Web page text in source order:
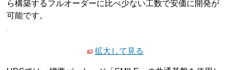
ら構築するフルオーダーに比べ少ない工数で安価に開発が
可能です。
拡大して見る